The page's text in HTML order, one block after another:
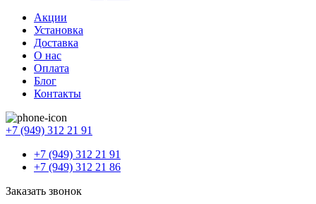
Акции
Установка
Доставка
О нас
Оплата
Блог
Контакты
+7 (949) 312 21 91
+7 (949) 312 21 91
+7 (949) 312 21 86
Заказать звонок